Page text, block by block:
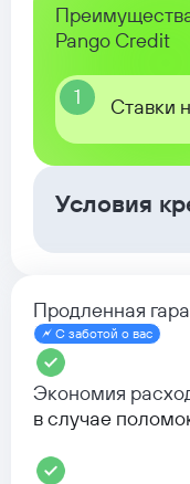
Pango Credit
1 Ставки
Условия
Продленная
С заботой о вас
Экономия
в случае